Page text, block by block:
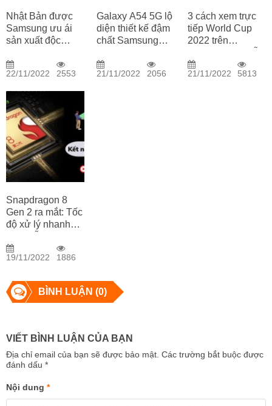
Nhật Bản được
Samsung ưu ái
sản xuất độc
Galaxy A23 5G |
Tin hot công nghệ
22/11/2022 2553
Galaxy A54 5G lộ
diện thiết kế đậm
chất Samsung
bền bỉ trong phân
khúc tầm trung
21/11/2022 2056
3 cách xem trực
tiếp World Cup
2022 trên
phí chất lượng
cao
21/11/2022 5813
Snapdragon 8
Gen 2 ra mắt: Tốc
độ xử lý nhanh
nối Wi-Fi 7 | Tin
hot công nghệ
19/11/2022 1886
BÌNH LUẬN (0)
VIẾT BÌNH LUẬN CỦA BẠN
Địa chỉ email của bạn sẽ được bảo mật. Các trường bắt buộc được
đánh dấu *
Nội dung *